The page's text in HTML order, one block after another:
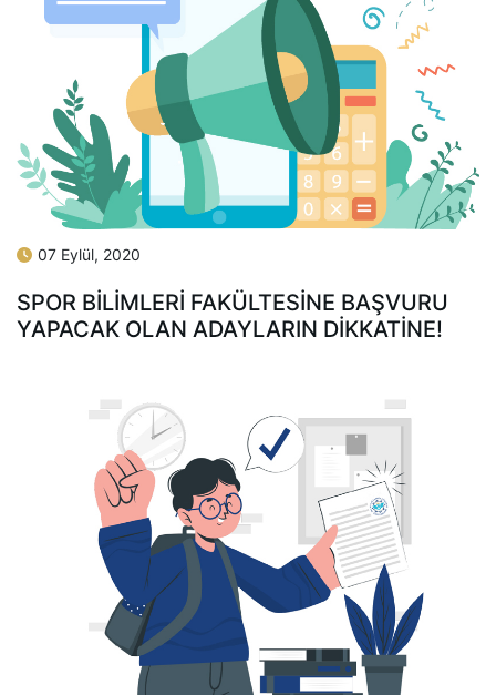
07 Eylül, 2020
SPOR BILIMLERI FAKÜLTESINE BAŞVURU
YAPACAK OLAN ADAYLARIN DIKKATINE!